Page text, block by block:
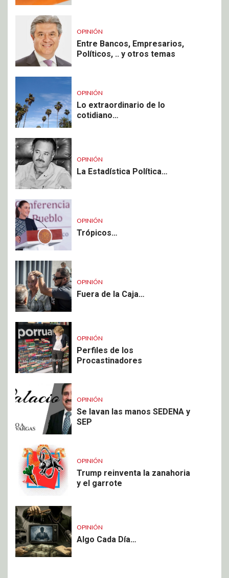
OPINIÓN
Entre Bancos, Empresarios,
Políticos, .. y otros temas
OPINIÓN
Lo extraordinario de lo
cotidiano…
OPINIÓN
La Estadística Política…
OPINIÓN
Trópicos…
OPINIÓN
Fuera de la Caja…
OPINIÓN
Perfiles de los
Procastinadores
OPINIÓN
Se lavan las manos SEDENA y
SEP
OPINIÓN
Trump reinventa la zanahoria
y el garrote
OPINIÓN
Algo Cada Día…